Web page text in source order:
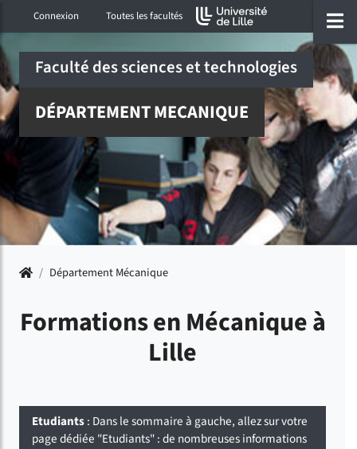
Accéder au menu principal
Accéder à la recherche
Accéder au pied de page
Connexion Toutes les facultés
menu
Faculté des sciences et technologies
DÉPARTEMENT MECANIQUE
Accueil
/ Département Mécanique
Formations en Mécanique à
Lille
Etudiants: Dans le sommaire à gauche, allez sur votre
page dédiée "Etudiants" : de nombreuses informations